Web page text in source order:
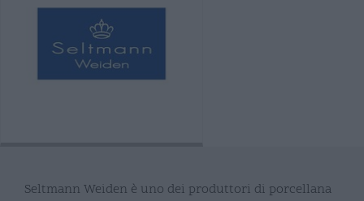
Seltmann Weiden è uno dei produttori di porcellana